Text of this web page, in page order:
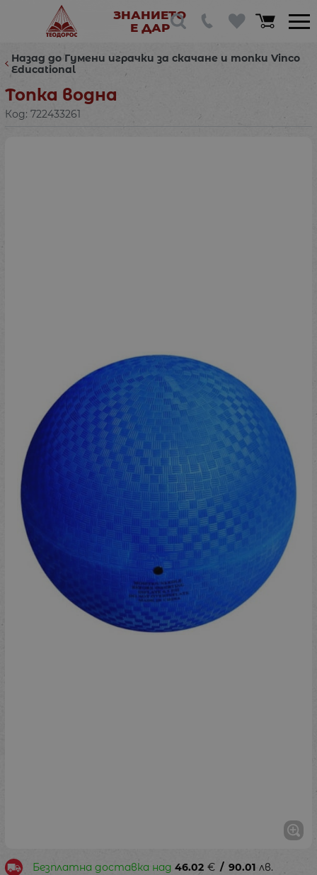
ЗНАНИЕТО
Е ДАР
Назад до Гумени играчки за скачане и топки Vinco
Educational
Топка водна
Код: 722433261
Безплатна доставка над 46.02 € / 90.01 лв.